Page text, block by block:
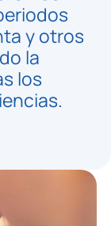
y otros
la
los